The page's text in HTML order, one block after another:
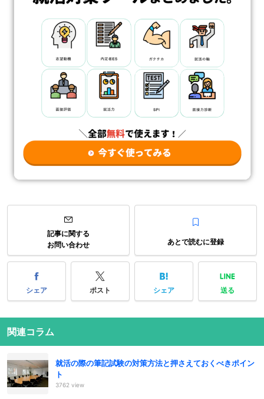
記事に関する
お問い合わせ
あとで読むに登録
シェア ポスト シェア 送る
関連コラム
就活の際の筆記試験の対策方法と押さえておくべきポイン
ト
3762 view